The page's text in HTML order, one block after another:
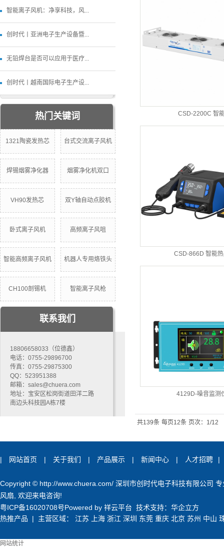
智能离子风机：净享科技，风...
创时代丨亚洲电子生产设备暨...
无铅焊台是否可以应用于医疗...
创时代丨越南国际电子生产设...
热门关键词
1321陶瓷发热芯 台式交流离子风机
焊锡烟雾净化器 烟雾净化机双口
VH90发热芯 双Y轴自动点胶机
卧式离子风机 高频离子风咀
智能高频离子风机 机器人专用烙铁头
CH100剖锡机 智能离子风枪
联系我们
18806658033（位德鑫）
电话：0755-29896700
传真：0755-29875300
QQ：523951388
邮箱：sales@chuera.com
地址：宝安区松岗街道田洋二路
南边头科技园A栋7楼
CSD-2200C 智
CSD-866D 智能
4129D-噪音监测
共139条 每页12条 页次：1/12
| 网站首页 | 关于我们 | 产品展示 | 新闻中心 | 人才招聘 |
Copyright © http://www.chuera.com/ 深圳市创时代电子科技有限公司 专
风扇, 欢迎来电咨询!
粤ICP备16020708号Powered by 祥云平台 技术支持： 华企立方
热推产品 | 主营区域： 江苏 上海 浙江 深圳 东莞 重庆 北京 苏州 中山
网站统计